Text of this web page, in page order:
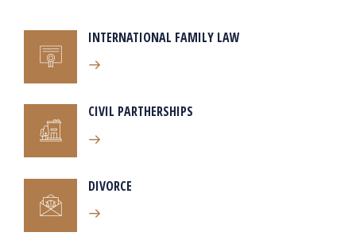
INTERNATIONAL FAMILY LAW
CIVIL PARTHERSHIPS
DIVORCE